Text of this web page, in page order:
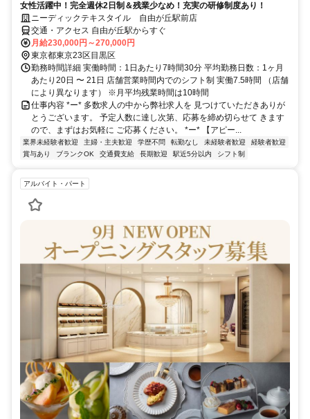
女性活躍中！完全週休2日制＆残業少なめ！充実の研修制度あり！
ニーディックテキスタイル 自由が丘駅前店
交通・アクセス 自由が丘駅からすぐ
月給230,000円～270,000円
東京都東京23区目黒区
勤務時間詳細 実働時間：1日あたり7時間30分 平均勤務日数：1ヶ月
あたり20日 〜 21日 店舗営業時間内でのシフト制 実働7.5時間 （店舗
により異なります） ※月平均残業時間は10時間
仕事内容 *ー* 多数求人の中から弊社求人を 見つけていただきありが
とうございます。 予定人数に達し次第、応募を締め切らせて きます
ので、まずはお気軽に ご応募ください。 *ー* 【アピー...
業界未経験者歓迎 主婦・主夫歓迎 学歴不問 転勤なし 未経験者歓迎
経験者歓迎
賞与あり
ブランクOK 交通費支給 長期歓迎 駅近5分以内 シフト制
アルバイト・パート